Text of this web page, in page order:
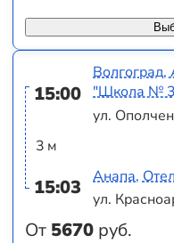
15:00
3 м
15:03
От 5670 руб.
Волгоград,
"Школа №
ул.
Анапа,
ул.